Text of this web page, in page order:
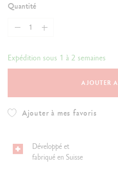
Quantité
Expédition sous 1 à 2 semaines
AJOUTER
Ajouter à mes favoris
Développé et
fabriqué en Suisse